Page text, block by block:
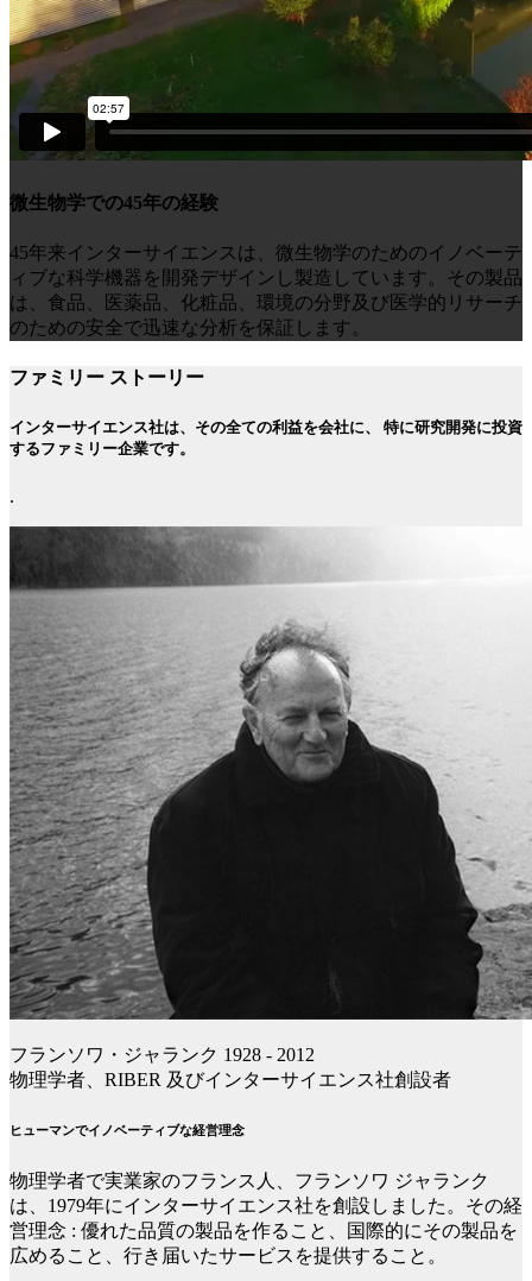
微生物学での45年の経験
45年来インターサイエンスは、微生物学のためのイノベーテ
ィブな科学機器を開発デザインし製造しています。その製品
は、食品、医薬品、化粧品、環境の分野及び医学的リサーチ
のための安全で迅速な分析を保証します。
ファミリー ストーリー
インターサイエンス社は、その全ての利益を会社に、 特に研究開発に投資
するファミリー企業です。
.
フランソワ・ジャランク 1928 - 2012
物理学者、RIBER 及びインターサイエンス社創設者
ヒューマンでイノベーティブな経営理念
物理学者で実業家のフランス人、フランソワ ジャランク
は、1979年にインターサイエンス社を創設しました。その経
営理念 : 優れた品質の製品を作ること、国際的にその製品を
広めること、行き届いたサービスを提供すること。